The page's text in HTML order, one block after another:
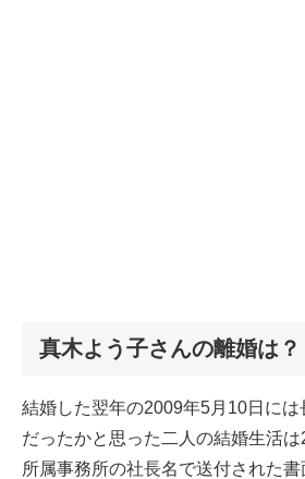
真木よう子さんの離婚は？
結婚した翌年の2009年5月10日に
だったかと思った二人の結婚生活は
所属事務所の社長名で送付された